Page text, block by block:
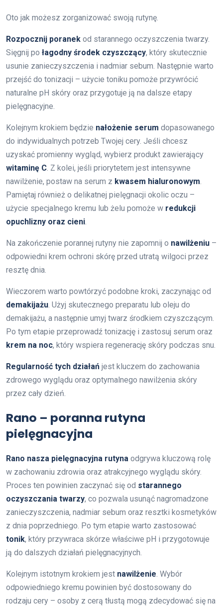
Oto jak możesz zorganizować swoją rutynę.
Rozpocznij poranek od starannego oczyszczenia twarzy.
Sięgnij po łagodny środek czyszczący, który skutecznie
usunie zanieczyszczenia i nadmiar sebum. Następnie warto
przejść do tonizacji – użycie toniku pomoże przywrócić
naturalne pH skóry oraz przygotuje ją na dalsze etapy
pielęgnacyjne.
Kolejnym krokiem będzie nałożenie serum dopasowanego
do indywidualnych potrzeb Twojej cery. Jeśli chcesz
uzyskać promienny wygląd, wybierz produkt zawierający
witaminę C . Z kolei, jeśli priorytetem jest intensywne
nawilżenie, postaw na serum z kwasem hialuronowym
Pamiętaj również o delikatnej pielęgnacji okolic oczu –
użycie specjalnego kremu lub żelu pomoże w redukcji
opuchlizny oraz cieni
Na zakończenie porannej rutyny nie zapomnij o nawilżeniu –
odpowiedni krem ochroni skórę przed utratą wilgoci przez
resztę dnia.
Wieczorem warto powtórzyć podobne kroki, zaczynając od
demakijażu . Użyj skutecznego preparatu lub oleju do
demakijażu, a następnie umyj twarz środkiem czyszczącym.
Po tym etapie przeprowadź tonizację i zastosuj serum oraz
krem na noc, który wspiera regenerację skóry podczas snu.
Regularność tych działań jest kluczem do zachowania
zdrowego wyglądu oraz optymalnego nawilżenia skóry
przez cały dzień.
Rano – poranna rutyna
pielęgnacyjna
Rano nasza pielęgnacyjna rutyna odgrywa kluczową rolę
w zachowaniu zdrowia oraz atrakcyjnego wyglądu skóry.
Proces ten powinien zaczynać się od starannego
oczyszczania twarzy, co pozwala usunąć nagromadzone
zanieczyszczenia, nadmiar sebum oraz resztki kosmetyków
z dnia poprzedniego. Po tym etapie warto zastosować
tonik, który przywraca skórze właściwe pH i przygotowuje
ją do dalszych działań pielęgnacyjnych.
Kolejnym istotnym krokiem jest nawilżenie . Wybór
odpowiedniego kremu powinien być dostosowany do
rodzaju cery – osoby z cerą tłustą mogą zdecydować się na